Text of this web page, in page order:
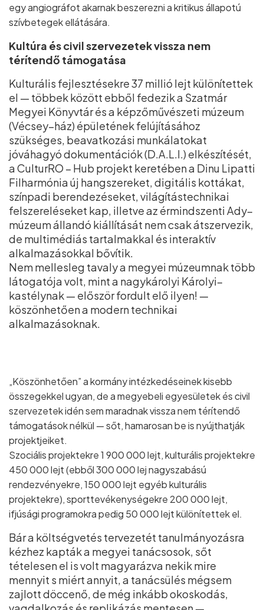
egy angiográfot akarnak beszerezni a kritikus állapotú
szívbetegek ellátására.
Kultúra és civil szervezetek vissza nem
térítendő támogatása
Kulturális fejlesztésekre 37 millió lejt különítettek
el — többek között ebből fedezik a Szatmár
Megyei Könyvtár és a képzőművészeti múzeum
(Vécsey–ház) épületének felújításához
szükséges, beavatkozási munkálatokat
jóváhagyó dokumentációk (D.A.L.I.) elkészítését,
a CulturRO – Hub projekt keretében a Dinu Lipatti
Filharmónia új hangszereket, digitális kottákat,
színpadi berendezéseket, világítástechnikai
felszereléseket kap, illetve az érmindszenti Ady–
múzeum állandó kiállítását nem csak átszervezik,
de multimédiás tartalmakkal és interaktív
alkalmazásokkal bővítik.
Nem mellesleg tavaly a megyei múzeumnak több
látogatója volt, mint a nagykárolyi Károlyi–
kastélynak — először fordult elő ilyen! —
köszönhetően a modern technikai
alkalmazásoknak.
„Köszönhetően” a kormány intézkedéseinek kisebb
összegekkel ugyan, de a megyebeli egyesületek és civil
szervezetek idén sem maradnak vissza nem térítendő
támogatások nélkül — sőt, hamarosan be is nyújthatják
projektjeiket.
Szociális projektekre 1 900 000 lejt, kulturális projektekre
450 000 lejt (ebből 300 000 lej nagyszabású
rendezvényekre, 150 000 lejt egyéb kulturális
projektekre), sporttevékenységekre 200 000 lejt,
ifjúsági programokra pedig 50 000 lejt különítettek el.
Bár a költségvetés tervezetét tanulmányozásra
kézhez kapták a megyei tanácsosok, sőt
tételesen el is volt magyarázva nekik mire
mennyit s miért annyit, a tanácsülés mégsem
zajlott döccenő, de még inkább okoskodás,